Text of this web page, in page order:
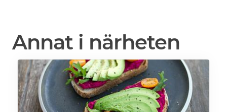
Annat i närheten